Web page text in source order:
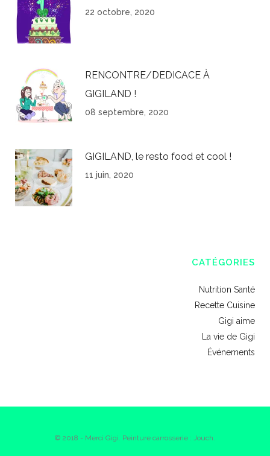
22 octobre, 2020
RENCONTRE/DEDICACE À
GIGILAND !
08 septembre, 2020
GIGILAND, le resto food et cool !
11 juin, 2020
CATÉGORIES
Nutrition Santé
Recette Cuisine
Gigi aime
La vie de Gigi
Événements
© 2018 - Merci Gigi. Peinture carrosserie : Jouch.